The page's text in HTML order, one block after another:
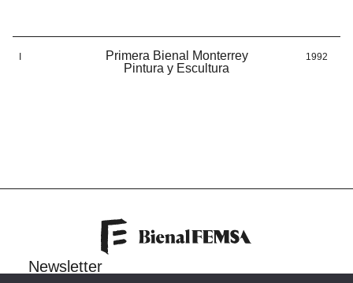
Primera Bienal Monterrey
Pintura y Escultura
1992
Newsletter